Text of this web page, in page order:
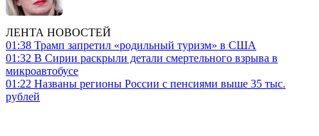
ЛЕНТА НОВОСТЕЙ
01:38 Трамп запретил «родильный туризм» в США
01:32 В Сирии раскрыли детали смертельного взрыва в
микроавтобусе
01:22 Названы регионы России с пенсиями выше 35 тыс.
рублей